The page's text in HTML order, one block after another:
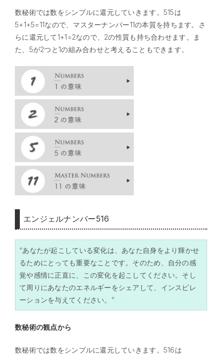
数秘術では数をシンプルに還元していきます。515は
5+1+5=11なので、マスターナンバー11の本質を持ちます。さ
らに還元して1+1=2なので、2の性質も持ち合わせます。ま
た、5が2つと1の組み合わせと考えることもできます。
エンジェルナンバー516
“あなたが起こしている変化は、あなた自身をより輝かせ
るためにとっても重要なことです。そのため、自分の感
覚や感情に正直に、この変化を起こしてください。そし
て周りにあなたのエネルギーをシェアして、インスピレ
ーションを与えてください。”
数秘術の観点から
数秘術では数をシンプルに還元していきます。516は